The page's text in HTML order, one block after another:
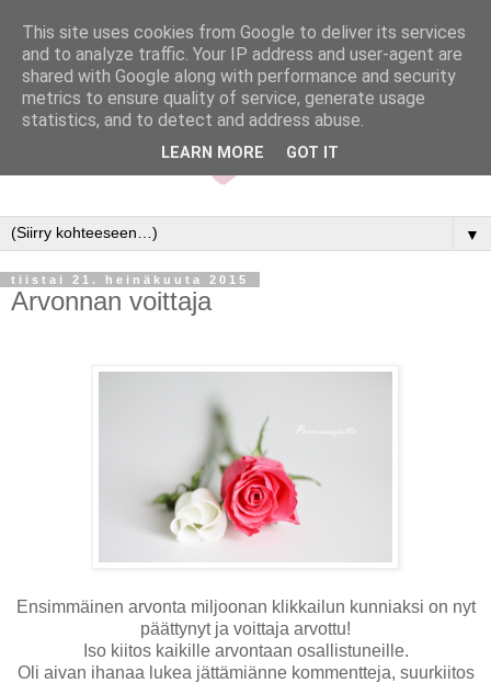
▼
tiistai 21. heinäkuuta 2015
Arvonnan voittaja
Ensimmäinen arvonta miljoonan klikkailun kunniaksi on nyt
päättynyt ja voittaja arvottu!
Iso kiitos kaikille arvontaan osallistuneille.
Oli aivan ihanaa lukea jättämiänne kommentteja, suurkiitos
This site uses cookies from Google to deliver its services
and to analyze traffic. Your IP address and user-agent are
shared with Google along with performance and security
metrics to ensure quality of service, generate usage
statistics, and to detect and address abuse.
LEARN MORE GOT IT